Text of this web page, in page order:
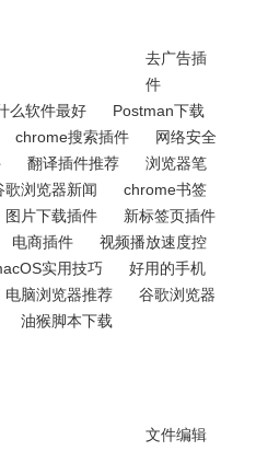
去广告插
件
么软件最好
Postman下载
chrome搜索插件
网络安全
翻译插件推荐
浏览器笔
歌浏览器新闻
chrome书签
图片下载插件
新标签页插件
电商插件
视频播放速度控
实用技巧
好用的手机
电脑浏览器推荐
谷歌浏览器
油猴脚本下载
文件编辑